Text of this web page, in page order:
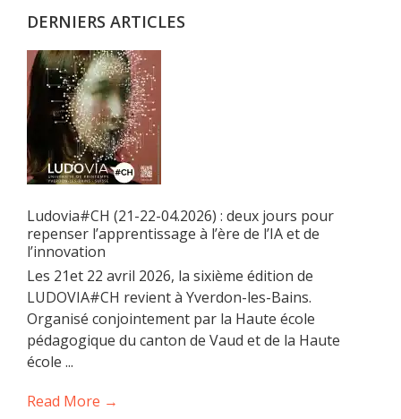
DERNIERS ARTICLES
Ludovia#CH (21-22-04.2026) : deux jours pour
repenser l’apprentissage à l’ère de l’IA et de
l’innovation
Les 21et 22 avril 2026, la sixième édition de
LUDOVIA#CH revient à Yverdon-les-Bains.
Organisé conjointement par la Haute école
pédagogique du canton de Vaud et de la Haute
école ...
Read More →